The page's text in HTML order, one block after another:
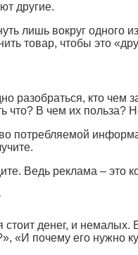
другие.
лишь вокруг одного
товар, чтобы это
разобраться, кто чем
что? В чем их
потребляемой
Ведь реклама – это
стоит денег, и
«И почему его